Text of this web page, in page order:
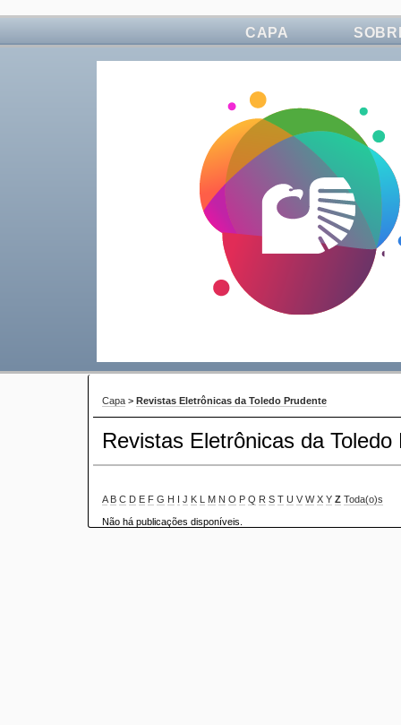
CAPA
Capa > Revistas Eletrônicas da Toledo Prudente
Revistas Eletrônicas da Toledo
A B C D E F G H I J K L M N O P Q R S T U V W X Y Z Toda(o)s
Não há publicações disponíveis.